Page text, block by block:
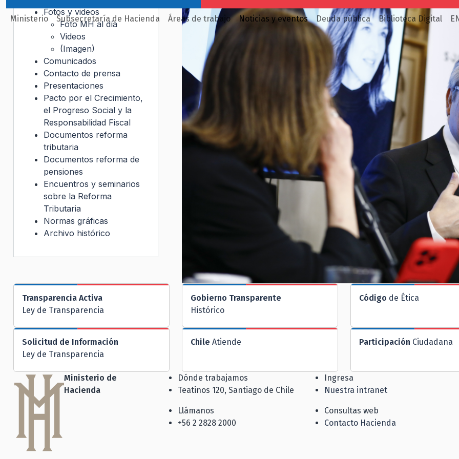
Ministerio Subsecretaría de Hacienda Áreas de trabajo Noticias y eventos Deuda pública Biblioteca Digital
Fotos y videos
Foto MH al día
Videos
(Imagen)
Comunicados
Contacto de prensa
Presentaciones
Pacto por el Crecimiento,
el Progreso Social y la
Responsabilidad Fiscal
Documentos reforma
tributaria
Documentos reforma de
pensiones
Encuentros y seminarios
sobre la Reforma
Tributaria
Normas gráficas
Archivo histórico
Transparencia Activa
Ley de Transparencia
Gobierno Transparente
Histórico
Código de Ética
Solicitud de Información
Ley de Transparencia
Chile Atiende Participación Ciudadana
Ministerio de
Hacienda
Dónde trabajamos
Teatinos 120, Santiago de Chile
Llámanos
+56 2 2828 2000
Ingresa
Nuestra intranet
Consultas web
Contacto Hacienda